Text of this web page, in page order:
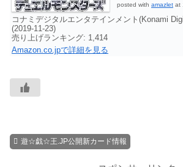
posted with amazlet at
コナミデジタルエンタテインメント(Konami
(2019-11-23)
売り上げランキング: 1,414
Amazon.co.jpで詳細を見る
遊☆戯☆王.JP公開新カード情報